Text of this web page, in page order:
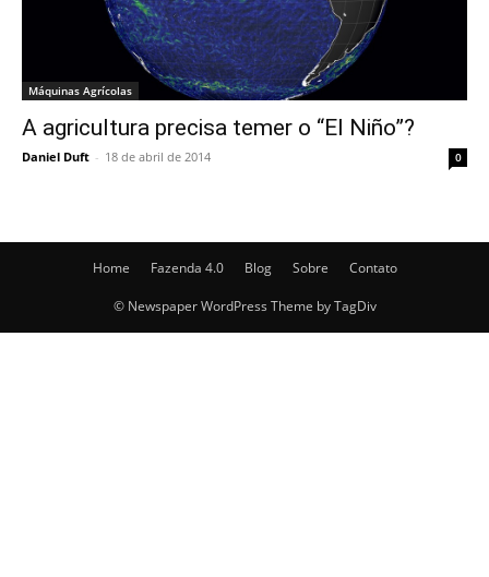
Máquinas Agrícolas
A agricultura precisa temer o “El Niño”?
Daniel Duft - 18 de abril de 2014 0
Home Fazenda 4.0 Blog Sobre Contato
© Newspaper WordPress Theme by TagDiv